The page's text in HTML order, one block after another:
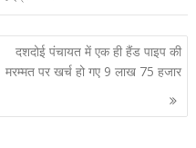
दशदोई पंचायत में एक ही हैंड पाइप की
मरम्मत पर खर्च हो गए 9 लाख 75 हजार